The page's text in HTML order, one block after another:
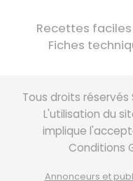
Recettes faciles
Fiches
Tous droits
L'utilisation du
implique
Conditions
Annonceurs et